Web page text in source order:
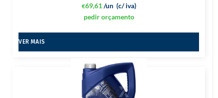
€69,61 (c/ iva)
/un
pedir orçamento
VER MAIS